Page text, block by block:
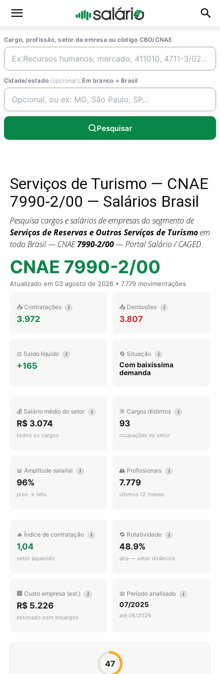
Cargo, profissão, setor da emresa ou código CBO/CNAE
Cidade/estado (opcional). Em branco = Brasil
Pesquisar
Serviços de Turismo — CNAE
7990-2/00 — Salários Brasil
Pesquisa cargos e salários de empresas do segmento de
Serviços de Reservas e Outros Serviços de Turismoem
todo Brasil — CNAE7990-2/00— Portal Salário / CAGED.
CNAE 7990-2/00
Atualizado em 03 agosto de 2026 • 7.779 movimentações
📥 Contratações i
3.972
📤 Demissões i
3.807
⚖️ Saldo líquido i
+165
🔄 Situação i
Com baixíssima
demanda
💰 Salário médio do setor i
R$ 3.074
todos os cargos
🎯 Cargos distintos i
93
ocupações no setor
📊 Amplitude salarial i
96%
piso → teto
👥 Profissionais i
7.779
últimos 12 meses
🔥 Índice de contratação i
1,04
setor aquecido
🔁 Rotatividade i
48.9%
alta — setor dinâmico
🏢 Custo empresa (est.) i
R$ 5.226
estimado com encargos
📅 Período analisado i
07/2025
até 06/2026
47